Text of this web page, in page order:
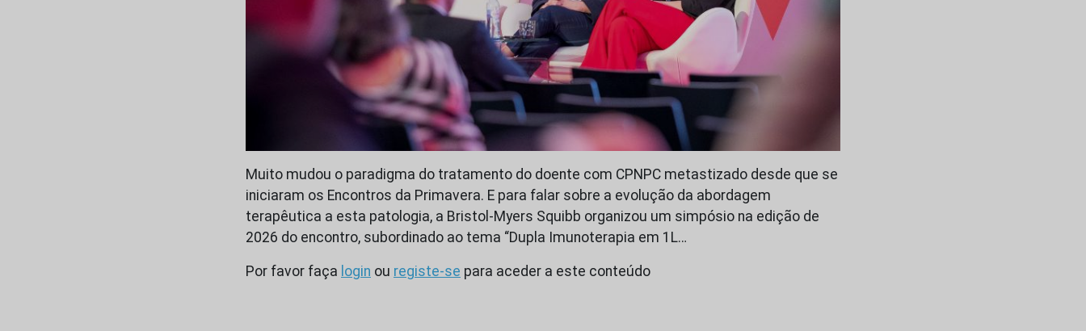
Muito mudou o paradigma do tratamento do doente com CPNPC metastizado desde que se
iniciaram os Encontros da Primavera. E para falar sobre a evolução da abordagem
terapêutica a esta patologia, a Bristol-Myers Squibb organizou um simpósio na edição de
2026 do encontro, subordinado ao tema “Dupla Imunoterapia em 1L…
Por favor faça login ou registe-se para aceder a este conteúdo